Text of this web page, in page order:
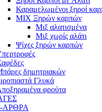
Καραμελωμένοι ξηροί
ΜΙΧ Ξηρών καρπών
Μιξ αλατισμένα
Μιξ χωρίς αλάτι
Ψίχες ξηρών καρπών
δημητριακών
Γλυκά
φρούτα
ΑΡΘΡΑ